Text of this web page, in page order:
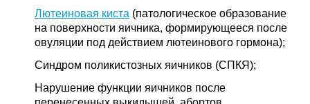
Лютеиновая киста (патологическое образование
на поверхности яичника, формирующееся после
овуляции под действием лютеинового гормона);
Синдром поликистозных яичников (СПКЯ);
Нарушение функции яичников после